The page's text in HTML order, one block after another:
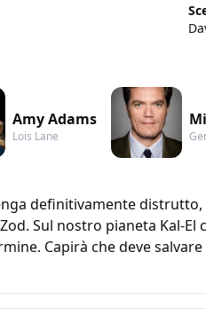
Amy Adams
Lois Lane
definitivamente
Sul nostro pianeta Kal-
Capirà che deve